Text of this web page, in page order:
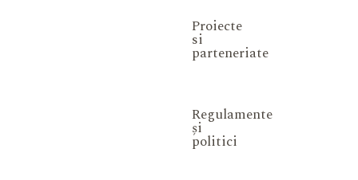
Proiecte
si
parteneriate
Regulamente
și
politici